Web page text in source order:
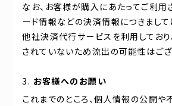
なお、お客様が購入にあたってご利用
ード情報などの決済情報につきまして
他社決済代行サービスを利用してお
されていないため流出の可能性はござ
お客様へのお願い
これまでのところ、個人情報の公開